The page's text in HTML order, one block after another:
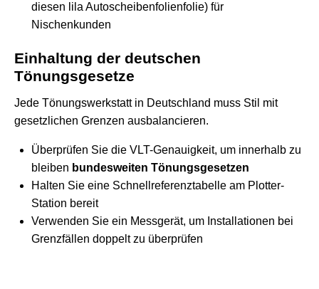
diesen lila Autoscheibenfolienfolie) für
Nischenkunden
Einhaltung der deutschen
Tönungsgesetze
Jede Tönungswerkstatt in Deutschland muss Stil mit
gesetzlichen Grenzen ausbalancieren.
Überprüfen Sie die VLT-Genauigkeit, um innerhalb zu
bleiben bundesweiten Tönungsgesetzen
Halten Sie eine Schnellreferenztabelle am Plotter-
Station bereit
Verwenden Sie ein Messgerät, um Installationen bei
Grenzfällen doppelt zu überprüfen